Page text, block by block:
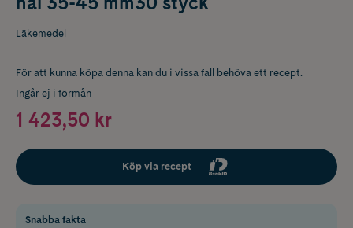
Läkemedel
För att kunna köpa denna kan du i vissa fall behöva ett recept.
Ingår ej i förmån
1 423,50 kr
Köp via recept
Snabba fakta